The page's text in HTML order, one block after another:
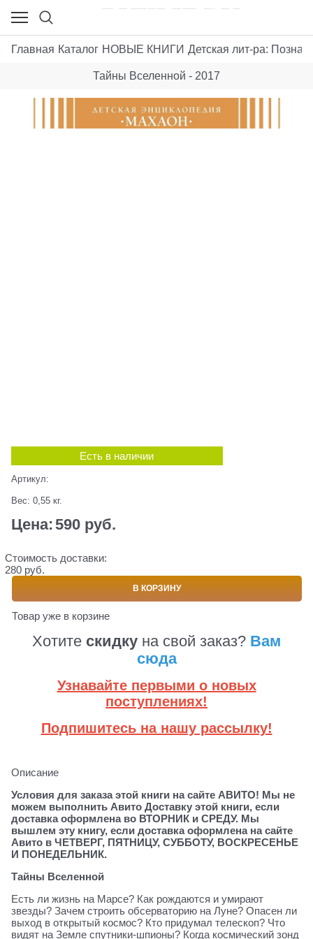
Главная Каталог НОВЫЕ КНИГИ Детская лит-ра:
Тайны Вселенной - 2017
Есть в наличии
Артикул:
Вес: 0,55 кг.
Цена:590 руб.
Стоимость доставки:
280 руб.
В КОРЗИНУ
Товар уже в корзине
Хотите скидку на свой заказ? Вам
сюда
Узнавайте первыми о новых
поступлениях!
Подпишитесь на нашу рассылку!
Описание
Условия для заказа этой книги на сайте АВИТО! Мы не
можем выполнить Авито Доставку этой книги, если
доставка оформлена во ВТОРНИК и СРЕДУ. Мы
вышлем эту книгу, если доставка оформлена на сайте
Авито в ЧЕТВЕРГ, ПЯТНИЦУ, СУББОТУ, ВОСКРЕСЕНЬЕ
И ПОНЕДЕЛЬНИК.
Тайны Вселенной
Есть ли жизнь на Марсе? Как рождаются и умирают
звезды? Зачем строить обсерваторию на Луне? Опасен ли
выход в открытый космос? Кто придумал телескоп? Что
видят на Земле спутники-шпионы? Когда космический зонд